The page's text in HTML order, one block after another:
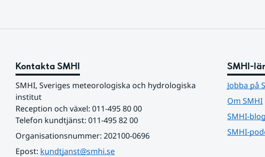
Kontakta SMHI
SMHI, Sveriges meteorologiska och hydrologiska
institut
Reception och växel: 011-495 80 00
Telefon kundtjänst: 011-495 82 00
Organisationsnummer: 202100-0696
Epost: kundtjanst@smhi.se
SMHI-
Jobba på
Om SMHI
SMHI-
SMHI-